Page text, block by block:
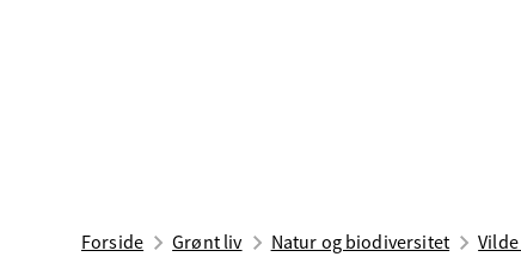
Forside Grønt liv Natur og biodiversitet